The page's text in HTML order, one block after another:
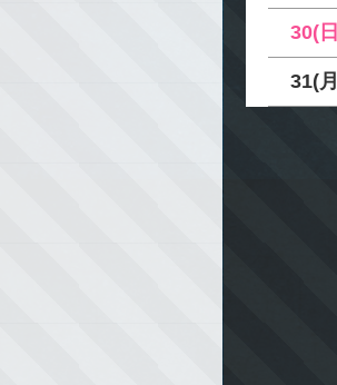
30(
31(